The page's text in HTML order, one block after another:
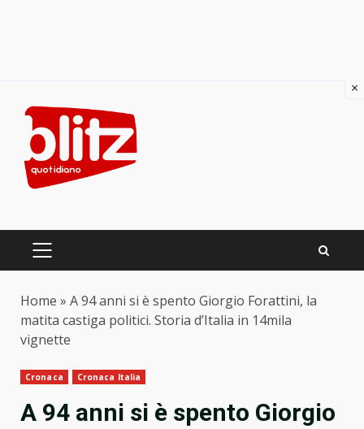
content
PRIMARY
Home » A 94 anni si è spento Giorgio Forattini, la
matita castiga politici. Storia d’Italia in 14mila
vignette
Cronaca Cronaca Italia
A 94 anni si è spento Giorgio
×